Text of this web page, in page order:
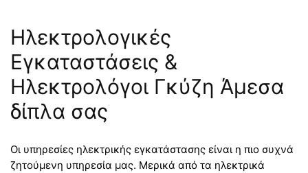
Ηλεκτρολογικές
Εγκαταστάσεις &
Ηλεκτρολόγοι Γκύζη Άμεσα
δίπλα σας
Οι υπηρεσίες ηλεκτρικής εγκατάστασης είναι η πιο συχνά
ζητούμενη υπηρεσία μας. Μερικά από τα ηλεκτρικά